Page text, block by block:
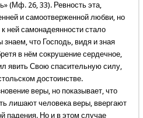
(Мф. 26, 33). Ревность эта,
и самоотверженной любви, но
ней самонадеянности стало
что Господь, видя и зная
в нём сокрушение сердечное,
явить Свою спасительную силу,
достоинстве.
веры, но показывает, что
лишают человека веры, ввергают
падения. Но и в этом случае